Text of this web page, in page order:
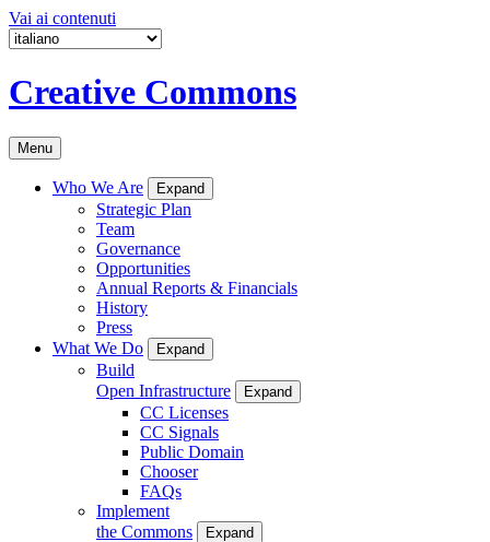
Vai ai contenuti
Creative Commons
Menu
Who We Are Expand
Strategic Plan
Team
Governance
Opportunities
Annual Reports & Financials
History
Press
What We Do
Expand
Build
Open Infrastructure
Expand
CC Licenses
CC Signals
Public Domain
Chooser
FAQs
Implement
the Commons
Expand